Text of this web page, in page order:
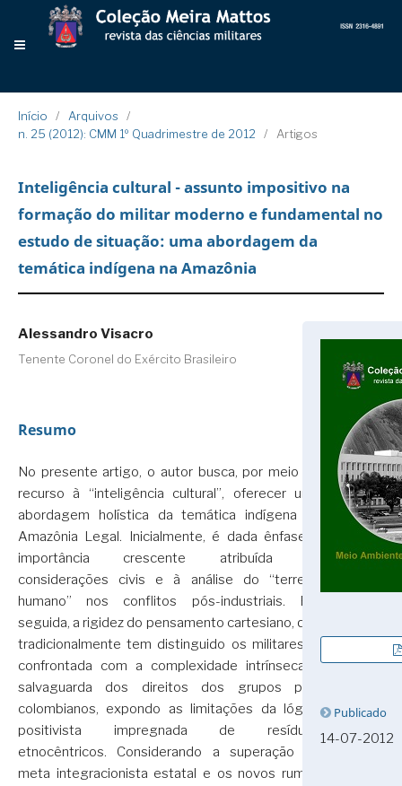
Início / Arquivos
/
n. 25 (2012): CMM 1º Quadrimestre de 2012
/ Artigos
Inteligência cultural - assunto impositivo na
formação do militar moderno e fundamental no
estudo de situação: uma abordagem da
temática indígena na Amazônia
Alessandro Visacro
Tenente Coronel do Exército Brasileiro
Resumo
No presente artigo, o autor busca, por meio do
recurso à “inteligência cultural”, oferecer uma
abordagem holística da temática indígena na
Amazônia Legal. Inicialmente, é dada ênfase à
importância crescente atribuída às
considerações civis e à análise do “terreno
humano” nos conflitos pós-industriais. Em
seguida, a rigidez do pensamento cartesiano, que
tradicionalmente tem distinguido os militares, é
confrontada com a complexidade intrínseca à
salvaguarda dos direitos dos grupos pré-
colombianos, expondo as limitações da lógica
positivista impregnada de resíduos
etnocêntricos. Considerando a superação da
meta integracionista estatal e os novos rumos
Publicado
14-07-2012